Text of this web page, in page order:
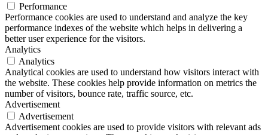
Performance
Performance cookies are used to understand and analyze the key
performance indexes of the website which helps in delivering a
better user experience for the visitors.
Analytics
Analytics
Analytical cookies are used to understand how visitors interact with
the website. These cookies help provide information on metrics the
number of visitors, bounce rate, traffic source, etc.
Advertisement
Advertisement
Advertisement cookies are used to provide visitors with relevant ads